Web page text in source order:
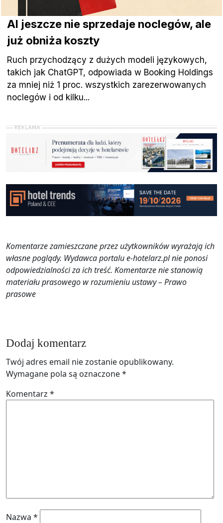
AI jeszcze nie sprzedaje noclegów, ale
już obniża koszty
Ruch przychodzący z dużych modeli językowych,
takich jak ChatGPT, odpowiada w Booking Holdings
za mniej niż 1 proc. wszystkich zarezerwowanych
noclegów i od kilku...
Komentarze zamieszczane przez użytkowników wyrażają ich
własne poglądy. Wydawca portalu e-hotelarz.pl nie ponosi
odpowiedzialności za ich treść. Komentarze nie stanowią
materiału prasowego w rozumieniu ustawy – Prawo
prasowe
Dodaj komentarz
Twój adres email nie zostanie opublikowany.
Wymagane pola są oznaczone*
Komentarz *
Nazwa *